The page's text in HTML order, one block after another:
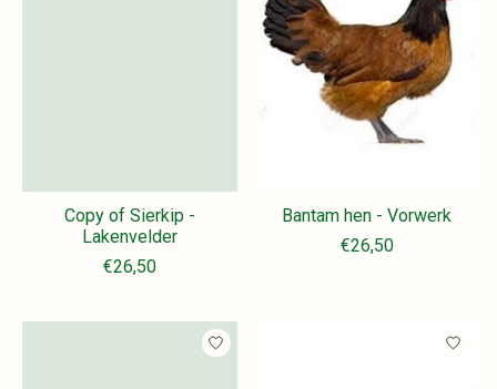
Copy of Sierkip -
Lakenvelder
€26,50
Bantam hen - Vorwerk
€26,50